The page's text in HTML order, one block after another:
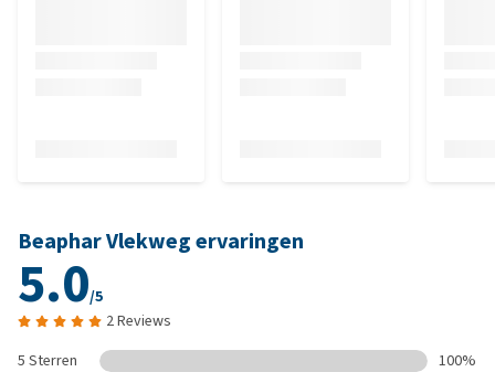
Beaphar Vlekweg ervaringen
5.0/5
2 Reviews
5 Sterren
100%